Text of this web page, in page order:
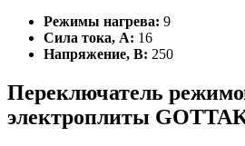
Режимы нагрева: 9
Сила тока, А: 16
Напряжение, В: 250
Переключатель
электроплиты